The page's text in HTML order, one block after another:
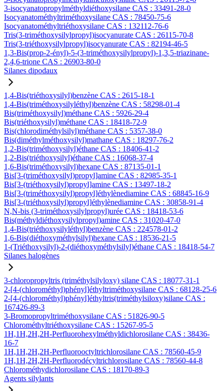
3-isocyanatopropylméthyldiéthoxysilane CAS : 33491-28-0
Isocyanatométhyltriméthoxysilane CAS : 78450-75-6
Isocyanatométhyltriéthoxysilane CAS : 132112-76-6
Tris(3-triméthoxysilylpropyl)isocyanurate CAS : 26115-70-8
Tris(3-triéthoxysilylpropyl)isocyanurate CAS : 82194-46-5
1,3-Bis(prop-2-ényl)-5-(3-triméthoxysilylpropyl)-1,3,5-triazinane-
2,4,6-trione CAS : 26903-80-0
Silanes dipodaux
1,4-Bis(triéthoxysilyl)benzène CAS : 2615-18-1
1,4-Bis(triméthoxysilyléthyl)benzène CAS : 58298-01-4
Bis(triméthoxysilyl)méthane CAS : 5926-29-4
Bis(triéthoxysilyl)méthane CAS : 18418-72-9
Bis(chlorodiméthylsilyl)méthane CAS : 5357-38-0
Bis(diméthylméthoxysilyl)mathane CAS : 18297-76-2
1,2-Bis(triméthoxysilyl)éthane CAS : 18406-41-2
1,2-Bis(triéthoxysilyl)éthane CAS : 16068-37-4
1,6-Bis(triméthoxysilyl)hexane CAS : 87135-01-1
Bis[3-(triméthoxysilyl)propyl]amine CAS : 82985-35-1
Bis[3-(triéthoxysilyl)propyl]amine CAS : 13497-18-2
Bis[3-(triméthoxysilyl)propyl]éthylènediamine CAS : 68845-16-9
Bis[3-(triéthoxysilyl)propyl]éthylènediamine CAS : 30858-91-4
N,N-bis (3-triméthoxysilylpropyl)urée CAS : 18418-53-6
Bis(méthyldiéthoxysilylpropyl)amine CAS : 31020-47-0
1,4-Bis(triéthoxysilyléthyl)benzène CAS : 224578-01-2
1,6-Bis(diéthoxyméthylsilyl)hexane CAS : 18536-21-5
1-(Triéthoxysilyl)-2-(diéthoxyméthylsilyl)éthane CAS : 18418-54-7
Silanes halogènes
3-chloropropyltris (triméthylsilyloxy) silane CAS : 18077-31-1
2-[4-(chlorométhyl)phényl]éthyltriméthoxysilane CAS : 68128-25-6
2-[4-(chlorométhyl)phényl]éthyltris(triméthylsiloxy)silane CAS :
167426-89-3
3-Bromopropyltriméthoxysilane CAS : 51826-90-5
Chlorométhyltriéthoxysilane CAS : 15267-95-5
1H,1H,2H,2H-Perfluorohexylméthyldichlorosilane CAS : 38436-
16-7
1H,1H,2H,2H-Perfluorooctyltrichlorosilane CAS : 78560-45-9
1H,1H,2H,2H-Perfluorodécyltrichlorosilane CAS : 78560-44-8
Chlorométhydichlorosilane CAS : 18170-89-3
Agents silylants